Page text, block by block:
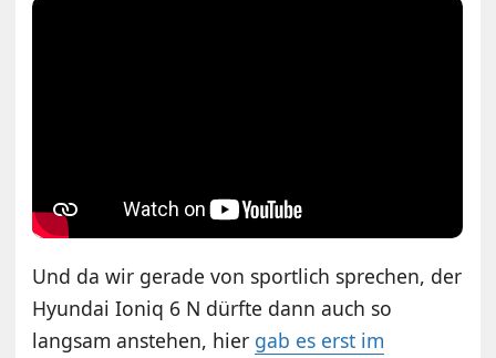
Und da wir gerade von sportlich sprechen, der
Hyundai Ioniq 6 N dürfte dann auch so
langsam anstehen, hier gab es erst im